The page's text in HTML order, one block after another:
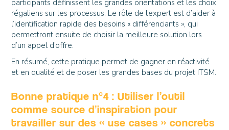
participants définissent les grandes orientations et les choix
régaliens sur les processus. Le rôle de l’expert est d’aider à
l’identification rapide des besoins « différenciants », qui
permettront ensuite de choisir la meilleure solution lors
d’un appel d’offre.
En résumé, cette pratique permet de gagner en réactivité
et en qualité et de poser les grandes bases du projet ITSM.
Bonne pratique n°4 : Utiliser l’outil
comme source d’inspiration pour
travailler sur des « use cases » concrets